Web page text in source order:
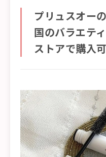
プリュスオー
国のバラエテ
ストアで購入